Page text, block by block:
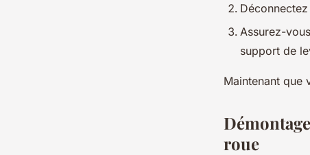
Assurez-
support de
Maintenant que
roue